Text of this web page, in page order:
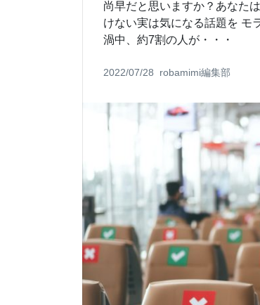
尚早だと思いますか？あなた
けない実は気になる話題を モ
渦中、約7割の人が・・・
2022/07/28 robamimi編集部